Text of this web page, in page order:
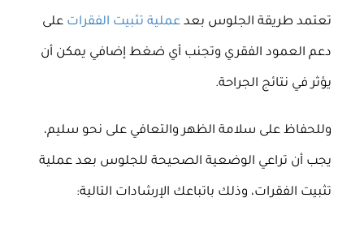
تعتمد طريقة الجلوس بعد عملية تثبيت الفقرات على
دعم العمود الفقري وتجنب أي ضغط إضافي يمكن أن
يؤثر في نتائج الجراحة.
وللحفاظ على سلامة الظهر والتعافي على نحو سليم،
يجب أن تراعي الوضعية الصحيحة للجلوس بعد عملية
تثبيت الفقرات، وذلك باتباعك الإرشادات التالية: